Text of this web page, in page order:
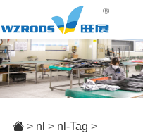
> nl > nl-Tag >